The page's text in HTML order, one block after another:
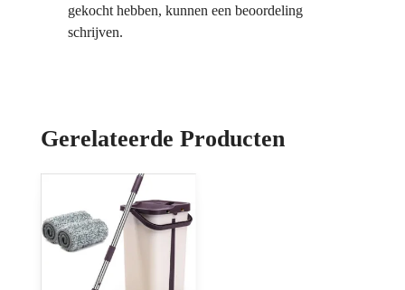
gekocht hebben, kunnen een beoordeling
schrijven.
Gerelateerde Producten